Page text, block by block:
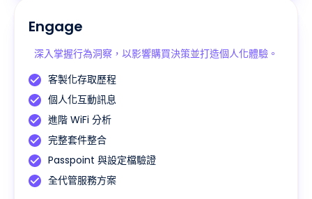
Engage
深入掌握行為洞察，以影響購買決策並打造個人化體驗。
客製化存取歷程
個人化互動訊息
進階 WiFi 分析
完整套件整合
Passpoint 與設定檔驗證
全代管服務方案